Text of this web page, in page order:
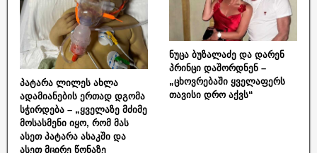
პატარა ლილეს ახლა
ადამიანების ერთად დგომა
სჭირდება – „ყველაზე მძიმე
მოსასმენი იყო, რომ მას
ასეთ პატარა ასაკში და
ასეთ მცირე წონაზე
ნუცა ბუზალაძე და დარენ
პრინცი დაშორდნენ –
„ცხოვრებაში ყველაფერს
თავისი დრო აქვს“